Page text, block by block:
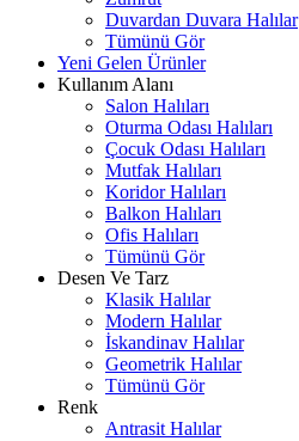
Duvardan Duvara Halılar
Tümünü Gör
Yeni Gelen Ürünler
Kullanım Alanı
Salon Halıları
Oturma Odası Halıları
Çocuk Odası Halıları
Mutfak Halıları
Koridor Halıları
Balkon Halıları
Ofis Halıları
Tümünü Gör
Desen Ve Tarz
Klasik Halılar
Modern Halılar
İskandinav Halılar
Geometrik Halılar
Tümünü Gör
Renk
Antrasit Halılar